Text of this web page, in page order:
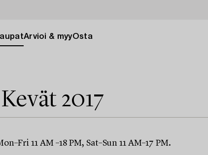
Arvioi & myyOsta
2017
11 AM –18 PM, Sat–Sun 11 AM–17 PM.